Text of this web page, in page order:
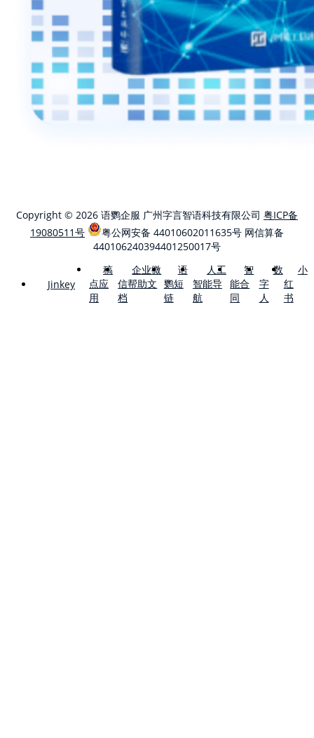
Copyright © 2026 语鹦企服 广州字言智语科技有限公司 粤ICP备
19080511号
粤公网安备 44010602011635号 网信算备
440106240394401250017号
Jinkey
稿
点应
用
企业微
信帮助文
档
语
鹦短
链
人工
智能导
航
智
能合
同
数
字
人
小
红
书